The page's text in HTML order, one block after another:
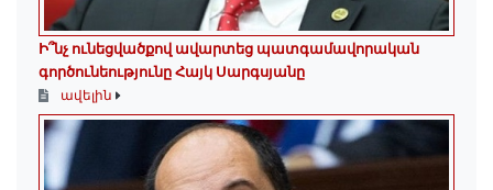
Ի՞նչ ունեցվածքով ավարտեց պատգամավորական
գործունեությունը Հայկ Սարգսյանը
ավելին